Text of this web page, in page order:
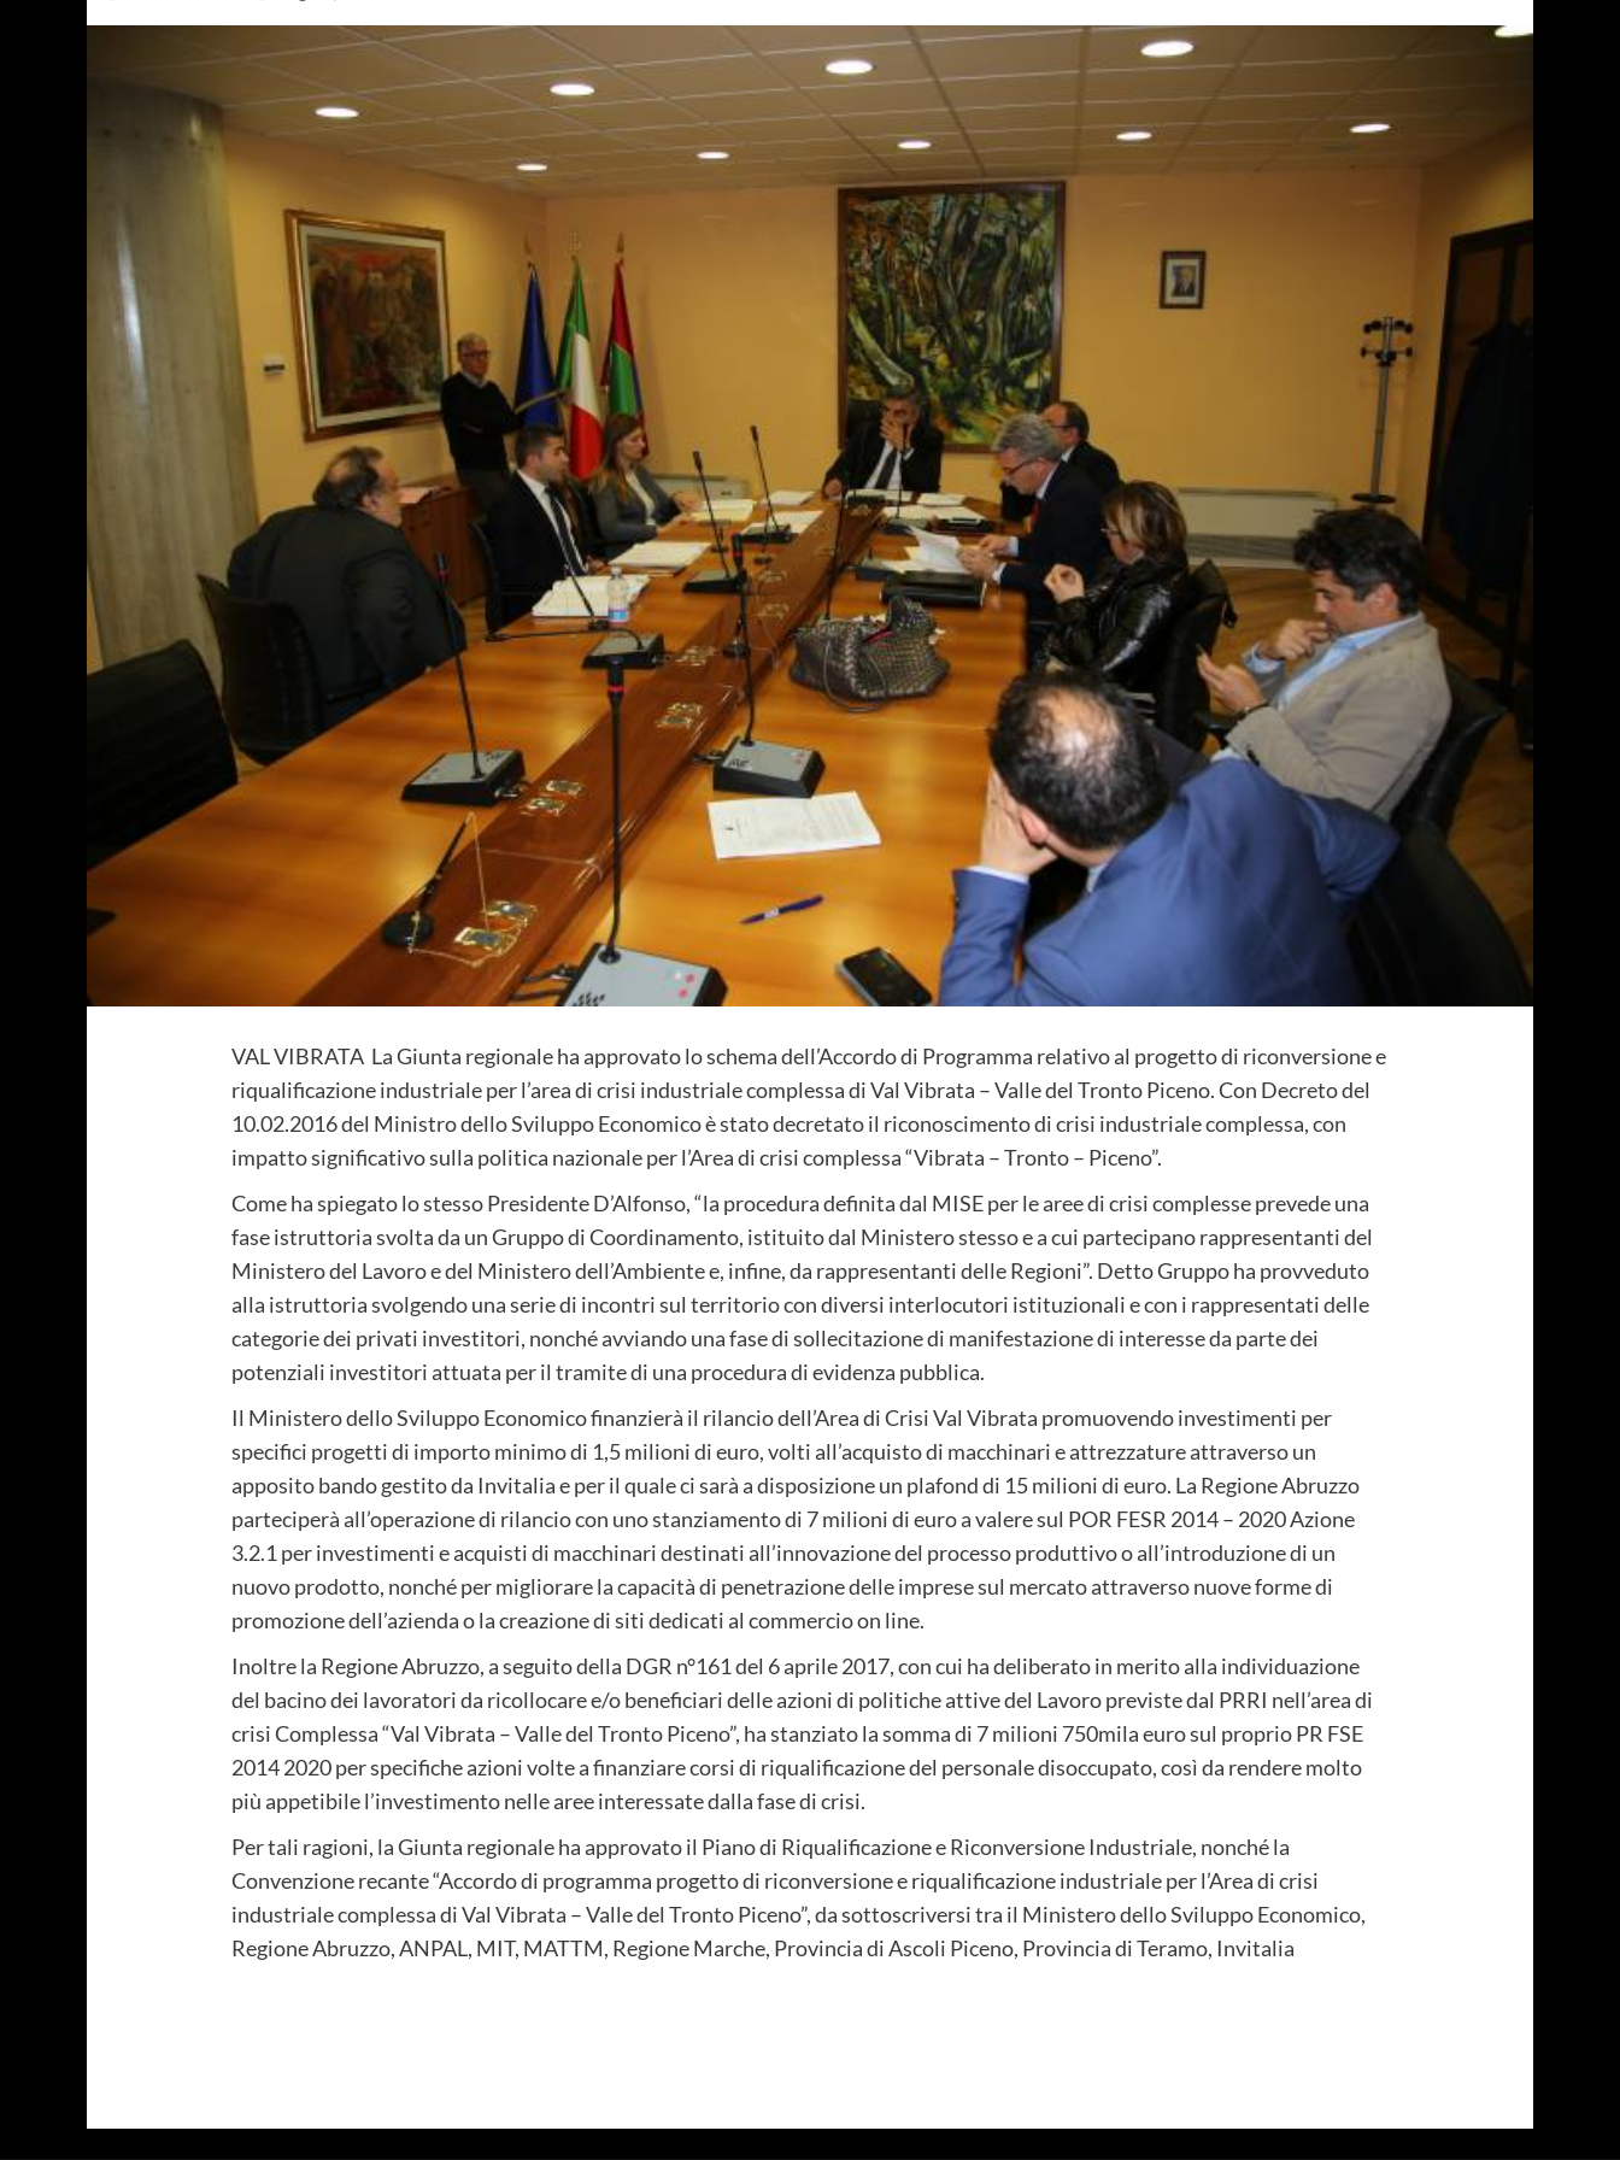
VAL VIBRATA La Giunta regionale ha approvato lo schema dell’Accordo di Programma relativo al progetto di riconversione e
riqualificazione industriale per l’area di crisi industriale complessa di Val Vibrata – Valle del Tronto Piceno. Con Decreto del
10.02.2016 del Ministro dello Sviluppo Economico è stato decretato il riconoscimento di crisi industriale complessa, con
impatto significativo sulla politica nazionale per l’Area di crisi complessa “Vibrata – Tronto – Piceno”.
Come ha spiegato lo stesso Presidente D’Alfonso, “la procedura definita dal MISE per le aree di crisi complesse prevede una
fase istruttoria svolta da un Gruppo di Coordinamento, istituito dal Ministero stesso e a cui partecipano rappresentanti del
Ministero del Lavoro e del Ministero dell’Ambiente e, infine, da rappresentanti delle Regioni”. Detto Gruppo ha provveduto
alla istruttoria svolgendo una serie di incontri sul territorio con diversi interlocutori istituzionali e con i rappresentati delle
categorie dei privati investitori, nonché avviando una fase di sollecitazione di manifestazione di interesse da parte dei
potenziali investitori attuata per il tramite di una procedura di evidenza pubblica.
Il Ministero dello Sviluppo Economico finanzierà il rilancio dell’Area di Crisi Val Vibrata promuovendo investimenti per
specifici progetti di importo minimo di 1,5 milioni di euro, volti all’acquisto di macchinari e attrezzature attraverso un
apposito bando gestito da Invitalia e per il quale ci sarà a disposizione un plafond di 15 milioni di euro. La Regione Abruzzo
parteciperà all’operazione di rilancio con uno stanziamento di 7 milioni di euro a valere sul POR FESR 2014 – 2020 Azione
3.2.1 per investimenti e acquisti di macchinari destinati all’innovazione del processo produttivo o all’introduzione di un
nuovo prodotto, nonché per migliorare la capacità di penetrazione delle imprese sul mercato attraverso nuove forme di
promozione dell’azienda o la creazione di siti dedicati al commercio on line.
Inoltre la Regione Abruzzo, a seguito della DGR n°161 del 6 aprile 2017, con cui ha deliberato in merito alla individuazione
del bacino dei lavoratori da ricollocare e/o beneficiari delle azioni di politiche attive del Lavoro previste dal PRRI nell’area di
crisi Complessa “Val Vibrata – Valle del Tronto Piceno”, ha stanziato la somma di 7 milioni 750mila euro sul proprio PR FSE
2014 2020 per specifiche azioni volte a finanziare corsi di riqualificazione del personale disoccupato, così da rendere molto
più appetibile l’investimento nelle aree interessate dalla fase di crisi.
Per tali ragioni, la Giunta regionale ha approvato il Piano di Riqualificazione e Riconversione Industriale, nonché la
Convenzione recante “Accordo di programma progetto di riconversione e riqualificazione industriale per l’Area di crisi
industriale complessa di Val Vibrata – Valle del Tronto Piceno”, da sottoscriversi tra il Ministero dello Sviluppo Economico,
Regione Abruzzo, ANPAL, MIT, MATTM, Regione Marche, Provincia di Ascoli Piceno, Provincia di Teramo, Invitalia